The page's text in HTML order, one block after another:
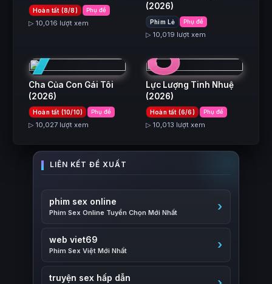
Hoàn tất (8/8) Phụ đề
▷ 10,016 lượt xem
(2026)
Phim Lẻ Phụ đề
▷ 10,019 lượt xem
7
Cha Của Con Gái Tôi
(2026)
Hoàn tất (10/10) Phụ đề
▷ 10,027 lượt xem
8
Lực Lượng Tinh Nhuệ
(2026)
Hoàn tất (6/6) Phụ đề
▷ 10,013 lượt xem
phim sex online
Phim Sex Online Tuyển Chọn Mới Nhất
web viet69
Phim Sex Việt Mới Nhất
truyện sex hấp dẫn